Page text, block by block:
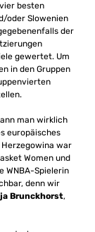
besten
oder Slowenien
der
gewertet. Um
in den Gruppen
man wirklich
europäisches
war
Women und
WNBA-Spielerin
denn wir
Brunckhorst,